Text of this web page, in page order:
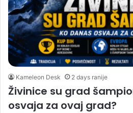
Kameleon Desk 2 days ranije
Živinice su grad
osvaja za ovaj grad?